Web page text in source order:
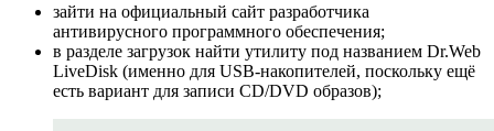
зайти на официальный сайт разработчика
антивирусного программного обеспечения;
в разделе загрузок найти утилиту под названием Dr.Web
LiveDisk (именно для USB-накопителей, поскольку ещё
есть вариант для записи CD/DVD образов);